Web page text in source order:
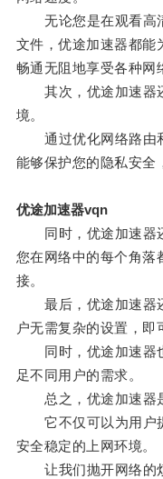
无论您是在观看高
文件，优途加速器都能
畅通无阻地享受各种网
其次，优途加速器
境。
通过优化网络路由
能够保护您的隐私安全
优途加速器vqn
同时，优途加速器
您在网络中的每个角落
接。
最后，优途加速器
户无需复杂的设置，即
同时，优途加速器
足不同用户的需求。
总之，优途加速器是
它不仅可以为用户
安全稳定的上网环境。
让我们抛开网络的烦